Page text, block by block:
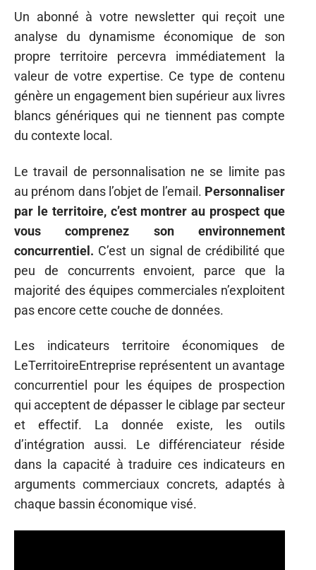
Un abonné à votre newsletter qui reçoit une
analyse du dynamisme économique de son
propre territoire percevra immédiatement la
valeur de votre expertise. Ce type de contenu
génère un engagement bien supérieur aux livres
blancs génériques qui ne tiennent pas compte
du contexte local.
Le travail de personnalisation ne se limite pas
au prénom dans l’objet de l’email. Personnaliser
par le territoire, c’est montrer au prospect que
vous comprenez son environnement
concurrentiel. C’est un signal de crédibilité que
peu de concurrents envoient, parce que la
majorité des équipes commerciales n’exploitent
pas encore cette couche de données.
Les indicateurs territoire économiques de
LeTerritoireEntreprise représentent un avantage
concurrentiel pour les équipes de prospection
qui acceptent de dépasser le ciblage par secteur
et effectif. La donnée existe, les outils
d’intégration aussi. Le différenciateur réside
dans la capacité à traduire ces indicateurs en
arguments commerciaux concrets, adaptés à
chaque bassin économique visé.